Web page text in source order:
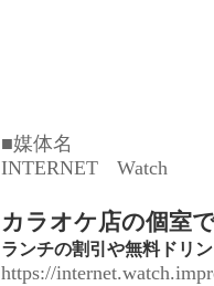
■媒体名
INTERNET Watch
カラオケ店の個室
ランチの割引や無料ドリ
https://